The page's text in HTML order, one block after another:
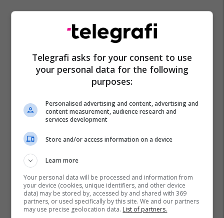
Telegrafi asks for your consent to use
your personal data for the following
purposes:
Personalised advertising and content, advertising and
content measurement, audience research and
services development
Store and/or access information on a device
Learn more
Your personal data will be processed and information from
your device (cookies, unique identifiers, and other device
data) may be stored by, accessed by and shared with 369
partners, or used specifically by this site. We and our partners
may use precise geolocation data. List of partners.